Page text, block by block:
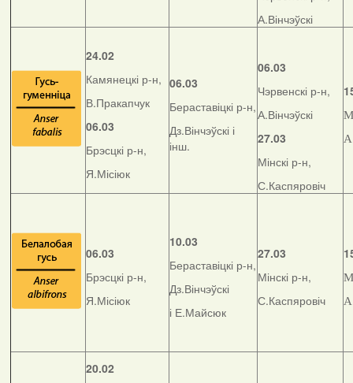
А.Вінчэўскі
24.02
Камянецкі р-н,
В.Пракапчук
06.03
Брэсцкі р-н,
Я.Місіюк
06.03
Бераставіцкі р-н,
Дз.Вінчэўскі і
інш.
06.03
Чэрвенскі р-н,
А.Вінчэўскі
27.03
Мінскі р-н,
С.Каспяровіч
06.03
Брэсцкі р-н,
Я.Місіюк
10.03
Бераставіцкі р-н,
Дз.Вінчэўскі
і Е.Майсюк
27.03
Мінскі р-н,
С.Каспяровіч
20.02